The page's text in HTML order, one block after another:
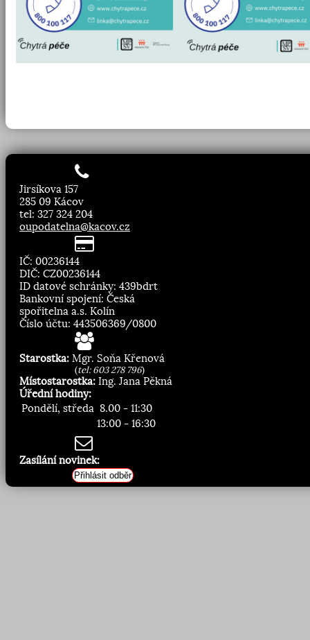
Jirsíkova 157
285 09 Kácov
tel: 327 324 204
oupodatelna@kacov.cz
IČ: 00236144
DIČ: CZ00236144
ID datové schránky: 439bdrt
Bankovní spojení: Česká
spořitelna a.s. Kolín
Číslo účtu: 443506369/0800
Starostka: Mgr. Soňa Křenová
(tel: 603 278 796)
Místostarostka: Ing. Jana Pěkná
Úřední hodiny:
Pondělí, středa 8.00 - 11:30
13:00 - 16:30
Zasílání novinek:
Přihlásit odběr